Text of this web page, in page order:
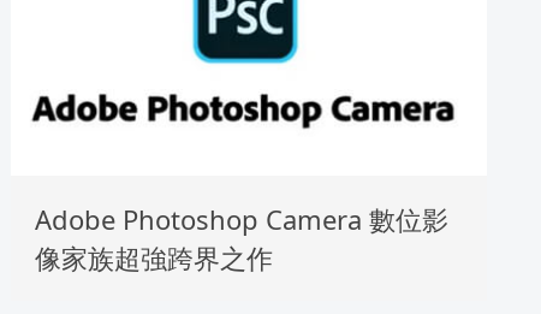
Adobe Photoshop Camera 數位影
像家族超強跨界之作